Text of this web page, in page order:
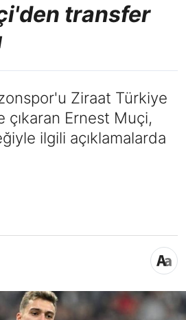
transfer
Ziraat Türkiye
çıkaran Ernest Muçi,
ilgili açıklamalarda